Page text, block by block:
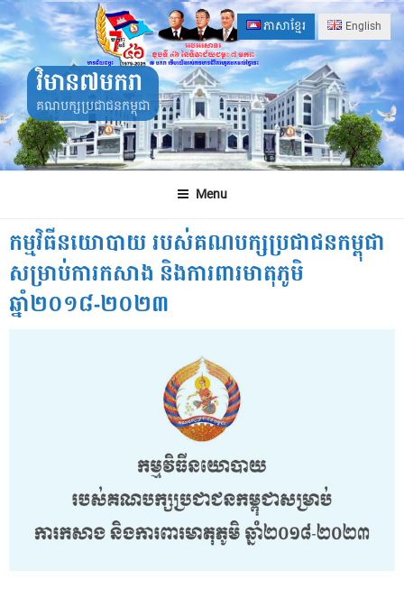
Skip
to
content
ភាសាខ្មែរ English
វិមាន៧មករា
គណបក្សប្រជាជនកម្ពុជា
Menu
កម្មវិធីនយោបាយ របស់គណបក្សប្រជាជនកម្ពុជា
សម្រាប់ការកសាង និងការពារមាតុភូមិ
ឆ្នាំ២០១៨-២០២៣